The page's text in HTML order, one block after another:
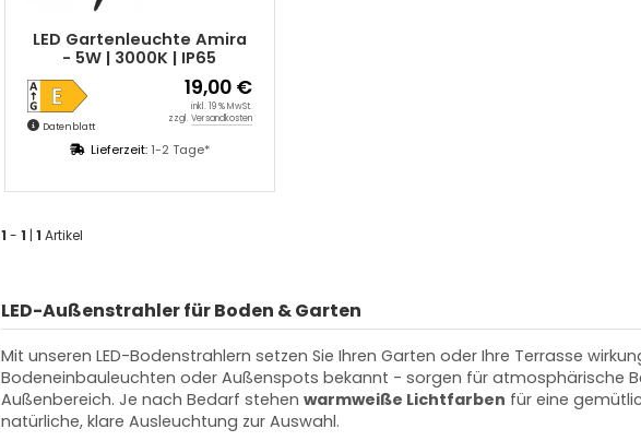
LED Gartenleuchte Amira
- 5W | 3000K | IP65
Lieferzeit:1-2 Tage*
Datenblatt
19,00 €
inkl. 19 % MwSt.
zzgl. Versandkosten
1 - 1 | 1 Artikel
LED-Außenstrahler für Boden & Garten
Mit unseren LED-Bodenstrahlern setzen Sie Ihren Garten oder Ihre Terrasse
Bodeneinbauleuchten oder Außenspots bekannt - sorgen für atmosphärische
Außenbereich. Je nach Bedarf stehen warmweiße Lichtfarben für eine
natürliche, klare Ausleuchtung zur Auswahl.